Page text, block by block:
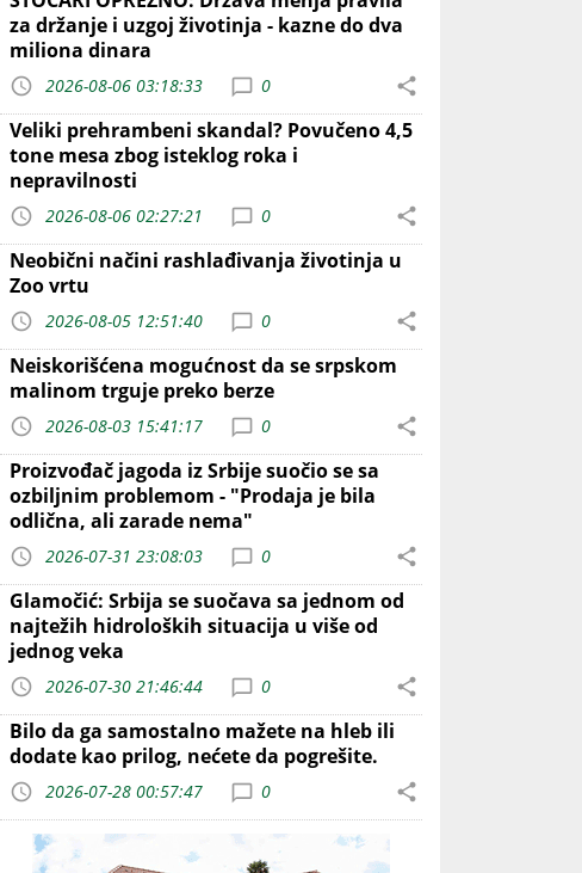
za držanje i uzgoj životinja - kazne do dva
miliona dinara
2026-08-06 03:18:33 0
Veliki prehrambeni skandal? Povučeno 4,5
tone mesa zbog isteklog roka i
nepravilnosti
2026-08-06 02:27:21 0
Neobični načini rashlađivanja životinja u
Zoo vrtu
2026-08-05 12:51:40 0
Neiskorišćena mogućnost da se srpskom
malinom trguje preko berze
2026-08-03 15:41:17 0
Proizvođač jagoda iz Srbije suočio se sa
ozbiljnim problemom - "Prodaja je bila
odlična, ali zarade nema"
2026-07-31 23:08:03 0
Glamočić: Srbija se suočava sa jednom od
najtežih hidroloških situacija u više od
jednog veka
2026-07-30 21:46:44 0
Bilo da ga samostalno mažete na hleb ili
dodate kao prilog, nećete da pogrešite.
2026-07-28 00:57:47 0